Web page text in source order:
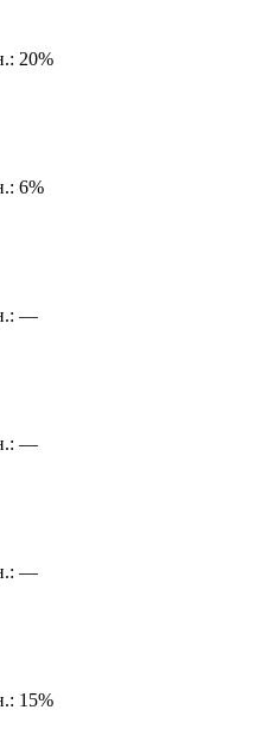
20%
6%
—
—
—
15%